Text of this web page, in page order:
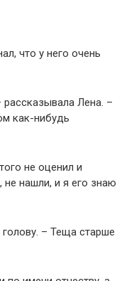
что у него очень
Лена. –
как-нибудь
не оценил и
нашли, и я его знаю
– Теща старше